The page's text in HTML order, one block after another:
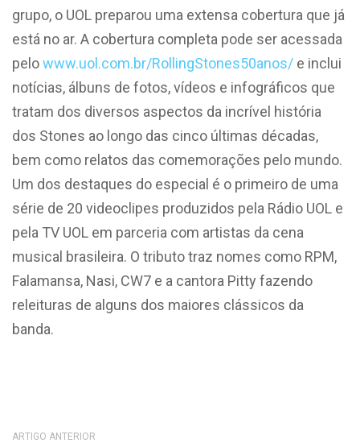
grupo, o UOL preparou uma extensa cobertura que já
está no ar. A cobertura completa pode ser acessada
pelowww.uol.com.br/RollingStones50anos/ e inclui
notícias, álbuns de fotos, vídeos e infográficos que
tratam dos diversos aspectos da incrível história
dos Stones ao longo das cinco últimas décadas,
bem como relatos das comemorações pelo mundo.
Um dos destaques do especial é o primeiro de uma
série de 20 videoclipes produzidos pela Rádio UOL e
pela TV UOL em parceria com artistas da cena
musical brasileira. O tributo traz nomes como RPM,
Falamansa, Nasi, CW7 e a cantora Pitty fazendo
releituras de alguns dos maiores clássicos da
banda.
ARTIGO ANTERIOR